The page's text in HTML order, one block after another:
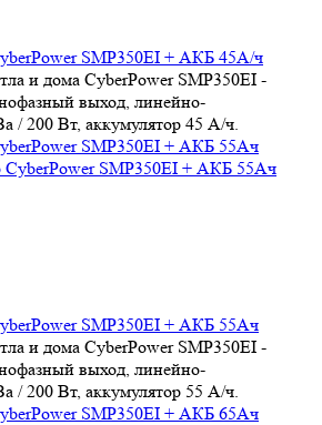
SMP350EI + АКБ 45А/ч
и дома CyberPower SMP350EI -
выход, линейно-
/ 200 Вт, аккумулятор 45 А/ч.
SMP350EI + АКБ 55Ач
SMP350EI + АКБ 55Ач
и дома CyberPower SMP350EI -
выход, линейно-
/ 200 Вт, аккумулятор 55 А/ч.
SMP350EI + АКБ 65Ач